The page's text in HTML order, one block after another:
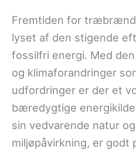
Fremtiden for
lyset af den stigende
fossilfri energi. Med
og klimaforandringer
udfordringer er der et
bæredygtige
sin vedvarende natur
miljøpåvirkning, er godt